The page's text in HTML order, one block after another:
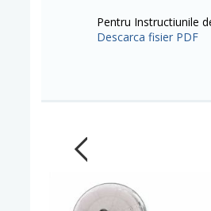
Pentru Instructiunile
Descarca fisier PDF